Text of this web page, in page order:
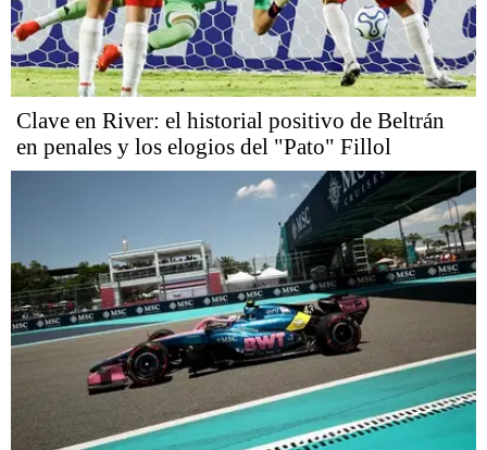
Clave en River: el historial positivo de Beltrán
en penales y los elogios del "Pato" Fillol